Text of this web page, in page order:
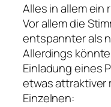
Alles in allem ein
Vor allem die
entspannter als
Allerdings
Einladung eines
etwas attraktiver
Einzelnen: